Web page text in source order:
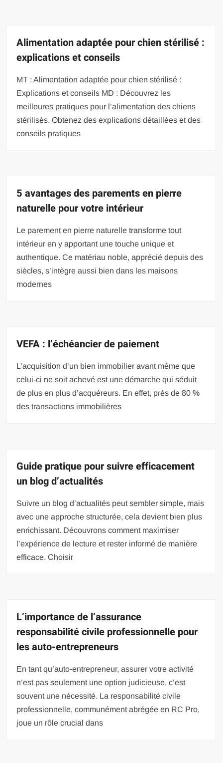
Alimentation adaptée pour chien stérilisé :
explications et conseils
MT : Alimentation adaptée pour chien stérilisé :
Explications et conseils MD : Découvrez les
meilleures pratiques pour l’alimentation des chiens
stérilisés. Obtenez des explications détaillées et des
conseils pratiques
5 avantages des parements en pierre
naturelle pour votre intérieur
Le parement en pierre naturelle transforme tout
intérieur en y apportant une touche unique et
authentique. Ce matériau noble, apprécié depuis des
siècles, s’intègre aussi bien dans les maisons
modernes
VEFA : l’échéancier de paiement
L’acquisition d’un bien immobilier avant même que
celui-ci ne soit achevé est une démarche qui séduit
de plus en plus d’acquéreurs. En effet, près de 80 %
des transactions immobilières
Guide pratique pour suivre efficacement
un blog d’actualités
Suivre un blog d’actualités peut sembler simple, mais
avec une approche structurée, cela devient bien plus
enrichissant. Découvrons comment maximiser
l’expérience de lecture et rester informé de manière
efficace. Choisir
L’importance de l’assurance
responsabilité civile professionnelle pour
les auto-entrepreneurs
En tant qu’auto-entrepreneur, assurer votre activité
n’est pas seulement une option judicieuse, c’est
souvent une nécessité. La responsabilité civile
professionnelle, communément abrégée en RC Pro,
joue un rôle crucial dans